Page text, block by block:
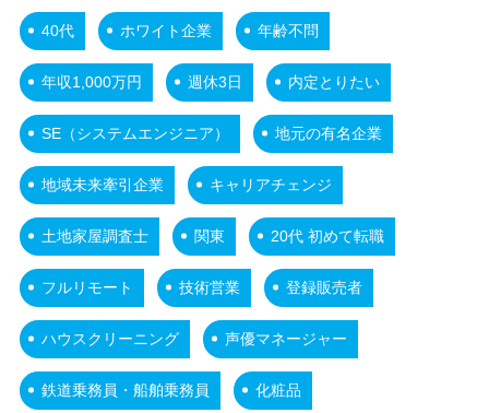
40代 ホワイト企業 年齢不問
年収1,000万円 週休3日 内定とりたい
SE（システムエンジニア） 地元の有名企業
地域未来牽引企業 キャリアチェンジ
土地家屋調査士 関東 20代 初めて転職
フルリモート 技術営業 登録販売者
ハウスクリーニング 声優マネージャー
鉄道乗務員・船舶乗務員 化粧品